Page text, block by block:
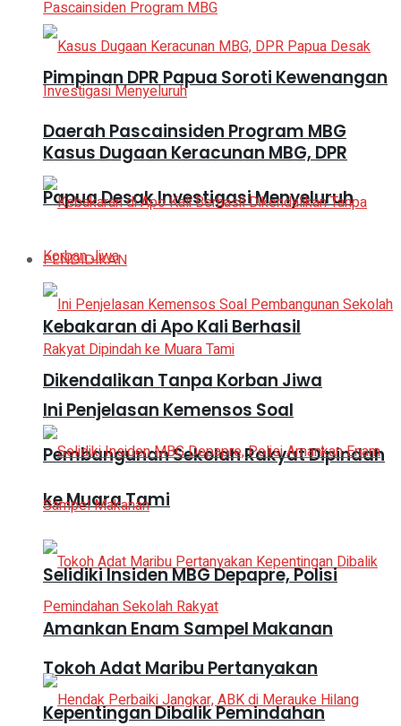
Kasus Dugaan Keracunan MBG, DPR
Papua Desak Investigasi Menyeluruh
PENDIDIKAN
Ini Penjelasan Kemensos Soal
Pembangunan Sekolah Rakyat Dipindah
ke Muara Tami
Tokoh Adat Maribu Pertanyakan
Kepentingan Dibalik Pemindahan
Pimpinan DPR Papua Soroti Kewenangan
Daerah Pascainsiden Program MBG
Kebakaran di Apo Kali Berhasil
Dikendalikan Tanpa Korban Jiwa
Selidiki Insiden MBG Depapre, Polisi
Amankan Enam Sampel Makanan